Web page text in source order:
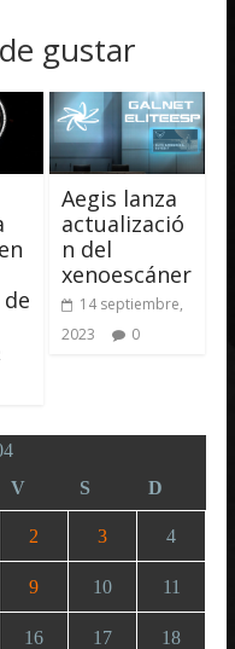
gustar
Aegis lanza
actualizació
n del
xenoescáner
14 septiembre,
2023
0
V S D
2 3 4
9 10 11
16 17 18